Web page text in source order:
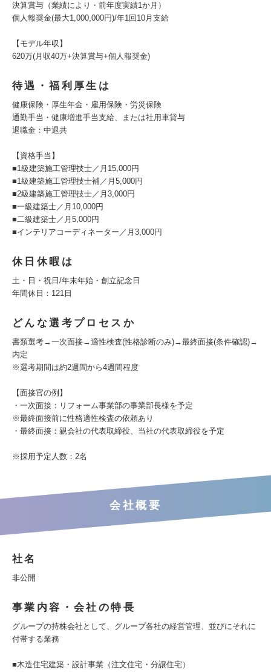
決算賞与（業績により・前年度実績1か月）
個人報奨金(最大1,000,000円)/年1回10月支給
【モデル年収】
620万(月収40万+決算賞与+個人報奨金)
待遇・福利厚生は
健康保険・厚生年金・雇用保険・労災保険
通勤手当・健康増進手当支給、または社用車貸与
退職金：中退共
【資格手当】
■1級建築施工管理技士／月15,000円
■1級建築施工管理技士補／月5,000円
■2級建築施工管理技士／月3,000円
■一級建築士／月10,000円
■二級建築士／月5,000円
■インテリアコーディネーター／月3,000円
休日休暇は
土・日・祝日/年末年始・創立記念日
年間休日：121日
どんな選考プロセスか
書類選考→一次面接→適性検査(性格診断のみ)→最終面接(条件確認)→
内定
※選考期間は約2週間から4週間程度
【面接官の例】
・一次面接：リフォーム事業部の事業部長様を予定
※最終面接前に性格適性検査の依頼あり
・最終面接：親会社の代表取締役、当社の代表取締役を予定
※採用予定人数：2名
会社概要
社名
非公開
事業内容・会社の特長
グループの持株会社として、グループ各社の経営管理、並びにそれに
付帯する業務
■木造住宅建築・設計事業（注文住宅・分譲住宅）